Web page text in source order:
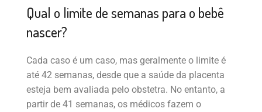
Qual o limite de semanas para o bebê
nascer?
Cada caso é um caso, mas geralmente o limite é
até 42 semanas, desde que a saúde da placenta
esteja bem avaliada pelo obstetra. No entanto, a
partir de 41 semanas, os médicos fazem o